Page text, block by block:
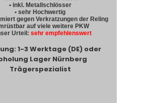
• inkl. Metallschlösser
• sehr Hochwertig
gegen Verkratzungen der Reling
auf viele weitere PKW
Urteil: sehr empfehlenswert
1-3 Werktage (DE) oder
Lager Nürnberg
Trägerspezialist